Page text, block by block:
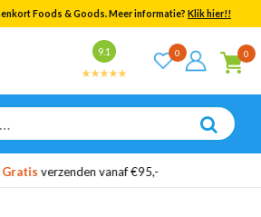
Foods & Goods. Meer informatie? Klik hier!!
9.1 0 0
alle resultaten
verzenden vanaf €95,-